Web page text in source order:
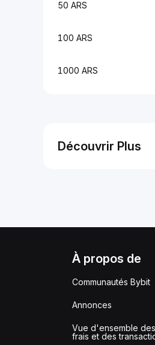
50 ARS
100 ARS
1000 ARS
Découvrir Plus
À propos de
Communautés Bybit
Annonces
Vue d'ensemble des
frais et des